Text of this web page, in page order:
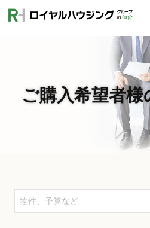
ご購入希望者様
ロイヤルハウジンググループトッ
借りたい
ログイン